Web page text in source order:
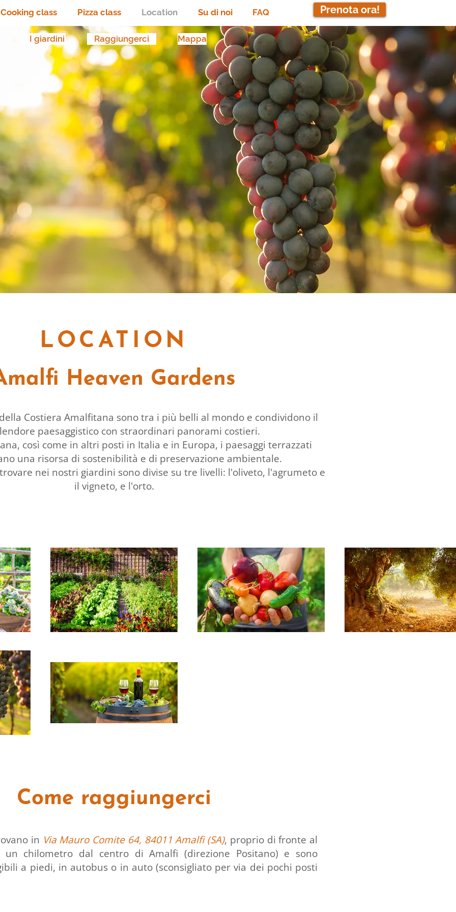
Cooking class Pizza class Location Su di noi FAQ
I giardini Raggiungerci Mappa
Prenota ora!
LOCATION
Heaven Gardens
Costiera Amalfitana sono tra i più belli al mondo e condividono il
paesaggistico con straordinari panorami costieri.
così come in altri posti in Italia e in Europa, i paesaggi terrazzati
una risorsa di sostenibilità e di preservazione ambientale.
nei nostri giardini sono divise su tre livelli: l'oliveto, l'agrumeto e
il vigneto, e l'orto.
Come raggiungerci
in Via Mauro Comite 64, 84011 Amalfi (SA), proprio di fronte al
un chilometro dal centro di Amalfi (direzione Positano) e sono
a piedi, in autobus o in auto (sconsigliato per via dei pochi posti